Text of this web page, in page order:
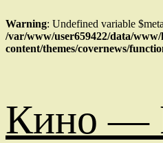
Warning: Undefined variable
/var/www/user659422/data/
content/themes/covernews/
содержимому
Кино —